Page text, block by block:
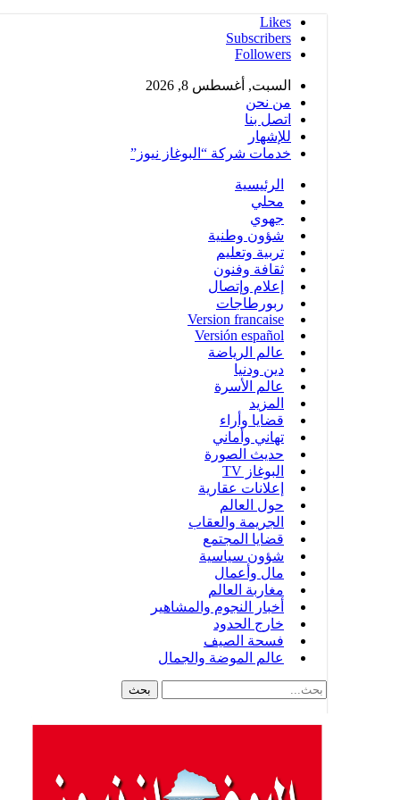
Likes
Subscribers
Followers
السبت, أغسطس 8, 2026
من نحن
اتصل بنا
للإشهار
خدمات شركة “البوغاز نيوز”
الرئيسية
محلي
جهوي
شؤون وطنية
تربية وتعليم
ثقافة وفنون
إعلام وإتصال
ربورطاجات
Version francaise
Versión español
عالم الرياضة
دين ودنيا
عالم الأسرة
المزيد
قضايا وأراء
تهاني وأماني
حديث الصورة
البوغاز TV
إعلانات عقارية
حول العالم
الجريمة والعقاب
قضايا المجتمع
شؤون سياسية
مال وأعمال
مغاربة العالم
أخبار النجوم والمشاهير
خارج الحدود
فسحة الصيف
عالم الموضة والجمال